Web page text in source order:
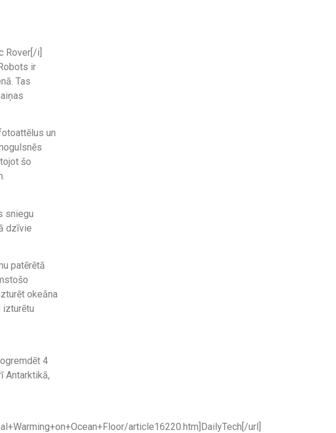
Rover[/i]
ir
Tas
un
šo
sniegu
dzīvie
patērētā
okeāna
4
Antarktikā,
article16220.htm]DailyTech[/url]